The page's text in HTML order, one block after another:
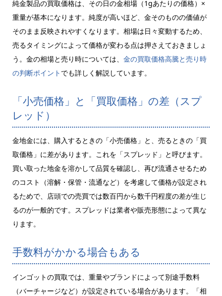
純金製品の買取価格は、その日の金相場（1gあたりの価格）×
重量が基本になります。純度が高いほど、金そのものの価値が
そのまま反映されやすくなります。相場は日々変動するため、
売るタイミングによって価格が変わる点は押さえておきましょ
う。金の相場と売り時については、 金の買取価格高騰と売り時
の判断ポイント でも詳しく解説しています。
「小売価格」と「買取価格」の差（スプ
レッド）
金地金には、購入するときの「小売価格」と、売るときの「買
取価格」に差があります。これを「スプレッド」と呼びます。
買い取った地金を溶かして品質を確認し、再び流通させるため
のコスト（溶解・保管・流通など）を考慮して価格が設定され
るためで、店頭での売買では数百円から数千円程度の差が生じ
るのが一般的です。スプレッドは業者や販売形態によって異な
ります。
手数料がかかる場合もある
インゴットの買取では、重量やブランドによって別途手数料
（バーチャージなど）が設定されている場合があります。「相